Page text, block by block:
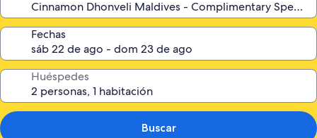
Fechas
Huéspedes
Buscar